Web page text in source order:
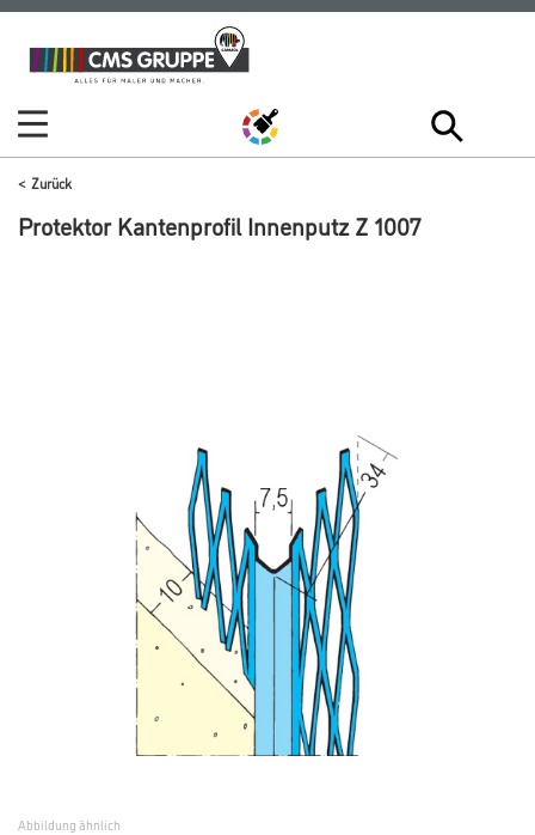
Zum
Inhalt
Zum
Navigationsmenü
Zurück
Protektor Kantenprofil Innenputz Z 1007
Abbildung ähnlich